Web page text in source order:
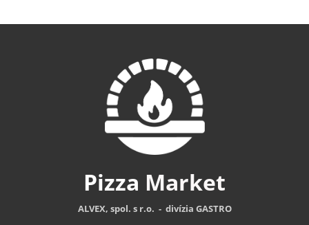
Pizza Market
ALVEX, spol. s r.o. - divízia GASTRO